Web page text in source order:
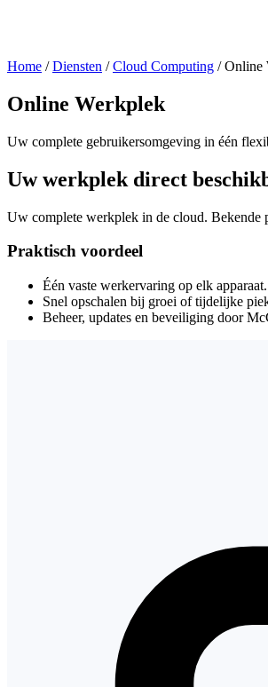
Home /Diensten /Cloud Computing /Online
Online Werkplek
Uw complete gebruikersomgeving in één
Uw werkplek direct
Uw complete werkplek in de cloud. Bekende
Praktisch voordeel
Één vaste werkervaring op elk apparaat.
Snel opschalen bij groei of tijdelijke
Beheer, updates en beveiliging door